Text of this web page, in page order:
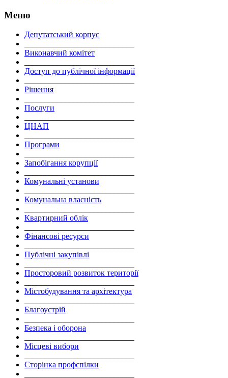
Меню
Депутатський корпус
Виконавчий комітет
Доступ до публічної інформації
Рішення
Послуги
ЦНАП
Програми
Запобігання корупції
Комунальні установи
Комунальна власність
Квартирний облік
Фінансові ресурси
Публічні закупівлі
Просторовий розвиток території
Містобудування та архітектура
Благоустрій
Безпека і оборона
Місцеві вибори
Сторінка профспілки